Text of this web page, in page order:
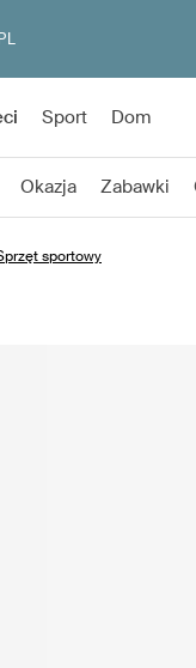
PL
Sport Dom
Okazja Zabawki
sportowy